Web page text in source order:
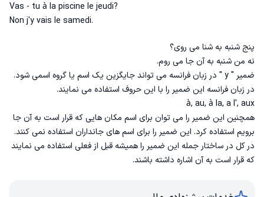
Vas - tu à la piscine le jeudi?
Non j'y vais le samedi.
پنج شنبه به شنا می روی؟
نه من شنبه به آن جا می روم.
ضمیر " y " در زبان فرانسه می تواند جایگزین یک اسم یا گروه اسمی شود‌.
در زبان فرانسه این ضمیر را با این حروف استفاده می نمایند.
à, au, à la, a l', aux
همچنین این ضمیر را می توان برای اسم مکان هایی که قرار است به آن جا
برویم استفاده کرد. این ضمیر را برای اسم های جانداران استفاده نمی کنند.
در کل در ساختار جمله این ضمیر را همیشه قبل از فعلی استفاده می نمایند
که قرار است به آن اشاره داشته باشند.